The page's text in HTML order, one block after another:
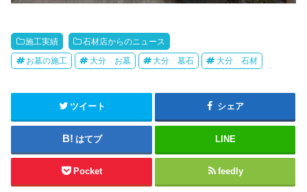
施工実績 石材店からのニュース
お墓の施工 大分 お墓 大分 墓石 大分 石材
ツイート シェア
はてブ LINE
Pocket feedly